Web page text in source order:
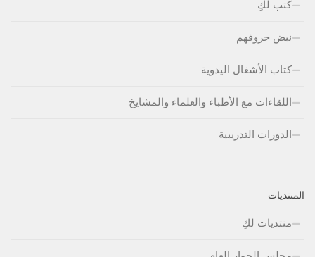
كتب لكِ
نبض حروفهم
كتاب الأشغال اليدوية
اللقاءات مع الأطباء والعلماء والمشايخ
الدورات التدريبية
المنتديات
منتديات لكِ